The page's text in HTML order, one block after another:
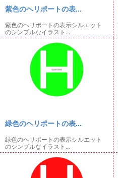
紫色のヘリポートの表...
紫色のヘリポートの表示シルエット
のシンプルなイラスト...
緑色のヘリポートの表...
緑色のヘリポートの表示シルエット
のシンプルなイラスト...